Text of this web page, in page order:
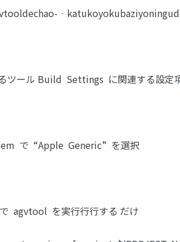
ール Build Settings に関連する設定
で “Apple Generic” を選択
agvtool を実⾏行行する だけ